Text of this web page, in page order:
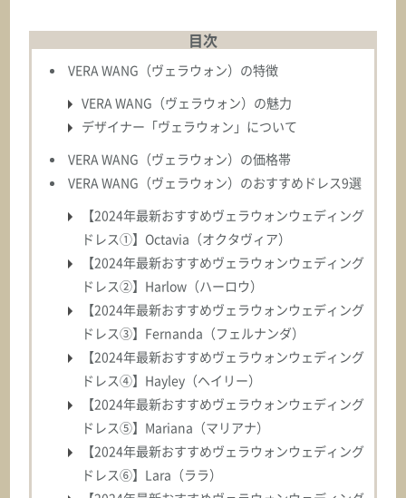
目次
VERA WANG（ヴェラウォン）の特徴
VERA WANG（ヴェラウォン）の魅力
デザイナー「ヴェラウォン」について
VERA WANG（ヴェラウォン）の価格帯
VERA WANG（ヴェラウォン）のおすすめドレス9選
【2024年最新おすすめヴェラウォンウェディング
ドレス①】Octavia（オクタヴィア）
【2024年最新おすすめヴェラウォンウェディング
ドレス②】Harlow（ハーロウ）
【2024年最新おすすめヴェラウォンウェディング
ドレス③】Fernanda（フェルナンダ）
【2024年最新おすすめヴェラウォンウェディング
ドレス④】Hayley（ヘイリー）
【2024年最新おすすめヴェラウォンウェディング
ドレス⑤】Mariana（マリアナ）
【2024年最新おすすめヴェラウォンウェディング
ドレス⑥】Lara（ララ）